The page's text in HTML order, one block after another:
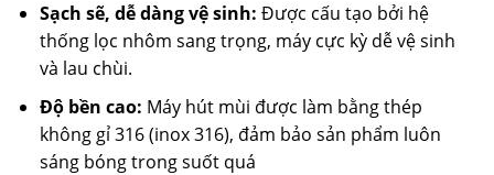
Sạch sẽ, dễ dàng vệ sinh: Được cấu tạo bởi hệ
thống lọc nhôm sang trọng, máy cực kỳ dễ vệ sinh
và lau chùi.
Độ bền cao: Máy hút mùi được làm bằng thép
không gỉ 316 (inox 316), đảm bảo sản phẩm luôn
sáng bóng trong suốt quá